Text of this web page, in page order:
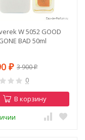
W 5052 GOOD
BAD 50ml
₽ 3 900₽
0
В корзину